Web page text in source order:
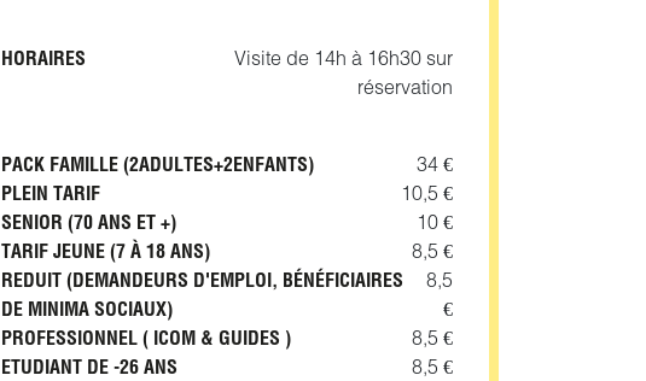
HORAIRES
Visite de 14h à 16h30 sur
réservation
PACK FAMILLE (2ADULTES+2ENFANTS)
34 €
PLEIN TARIF
10,5 €
SENIOR (70 ANS ET +)
10 €
TARIF JEUNE (7 À 18 ANS)
8,5 €
REDUIT (DEMANDEURS D'EMPLOI, BÉNÉFICIAIRES
DE MINIMA SOCIAUX)
8,5
€
PROFESSIONNEL ( ICOM & GUIDES )
8,5 €
ETUDIANT DE -26 ANS
8,5 €